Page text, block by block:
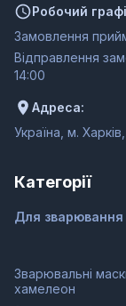
Робочий
Замовлення
Відправлення
14:00
Адреса:
Україна, м.
Категорії
Для зварювання
Зварювальні
хамелеон